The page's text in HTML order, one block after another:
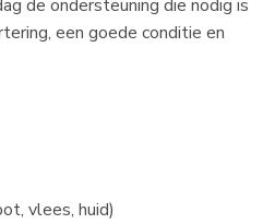
de ondersteuning die nodig is
een goede conditie en
vlees, huid)